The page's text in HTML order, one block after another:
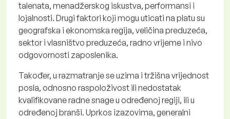
talenata, menadžerskog iskustva, performansi i
lojalnosti. Drugi faktori koji mogu uticati na platu su
geografska i ekonomska regija, veličina preduzeća,
sektor i vlasništvo preduzeća, radno vrijeme i nivo
odgovornosti zaposlenika.
Također, u razmatranje se uzima i tržišna vrijednost
posla, odnosno raspoloživost ili nedostatak
kvalifikovane radne snage u određenoj regiji, ili u
određenoj branši. Uprkos izazovima, generalni